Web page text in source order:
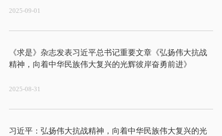
2025-09-01
《求是》杂志发表习近平总书记重要文章《弘扬伟大抗战
2025-08-31
习近平：弘扬伟大抗战精神，向着中华民族伟大复兴的光